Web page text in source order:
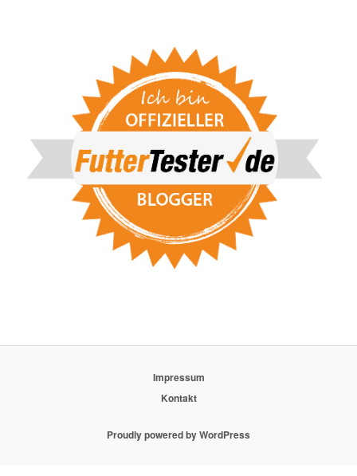
Impressum
Kontakt
Proudly powered by WordPress